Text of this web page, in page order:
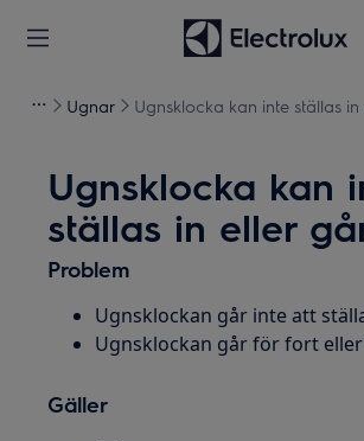
Ugnar Ugnsklocka kan inte ställas
Ugnsklocka kan
ställas in eller
Problem
Ugnsklockan går inte att
Ugnsklockan går för fort
Gäller